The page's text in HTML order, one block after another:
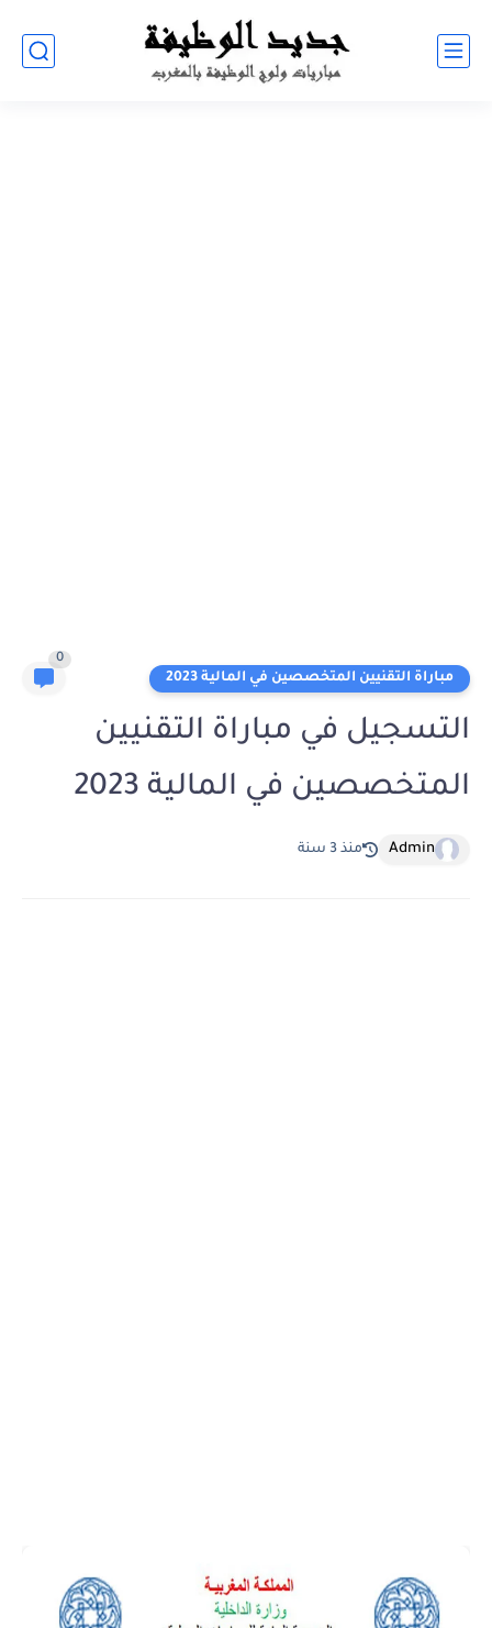
مباراة التقنيين المتخصصين في المالية 2023
0
التسجيل في مباراة التقنيين
المتخصصين في المالية 2023
Admin منذ 3 سنة